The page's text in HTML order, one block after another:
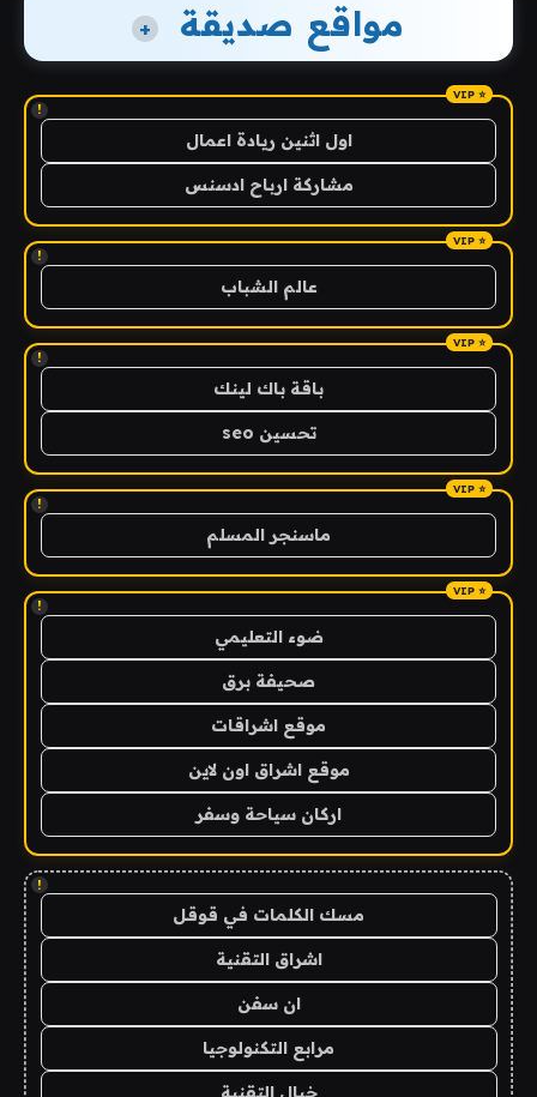
مواقع صديقة +
!
اول اثنين ريادة اعمال
مشاركة ارباح ادسنس
!
عالم الشباب
!
باقة باك لينك
تحسين seo
!
ماسنجر المسلم
!
ضوء التعليمي
صحيفة برق
موقع اشراقات
موقع اشراق اون لاين
اركان سياحة وسفر
!
مسك الكلمات في قوقل
اشراق التقنية
ان سفن
مرابع التكنولوجيا
خيال التقنية